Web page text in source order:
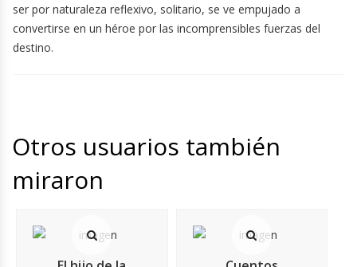
ser por naturaleza reflexivo, solitario, se ve empujado a
convertirse en un héroe por las incomprensibles fuerzas del
destino.
Otros usuarios también
miraron